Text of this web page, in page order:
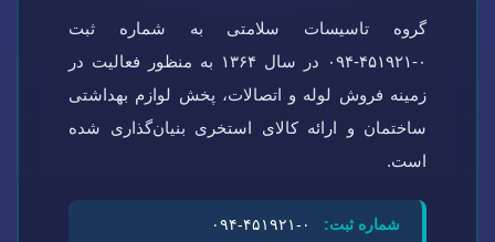
گروه تاسیسات سلامتی به شماره ثبت
۰-۴۵۱۹۲۱-۰۹۴ در سال ۱۳۶۴ به منظور فعالیت در
زمینه فروش لوله و اتصالات، پخش لوازم بهداشتی
ساختمان و ارائه کالای استخری بنیان‌گذاری شده
است.
شماره ثبت: